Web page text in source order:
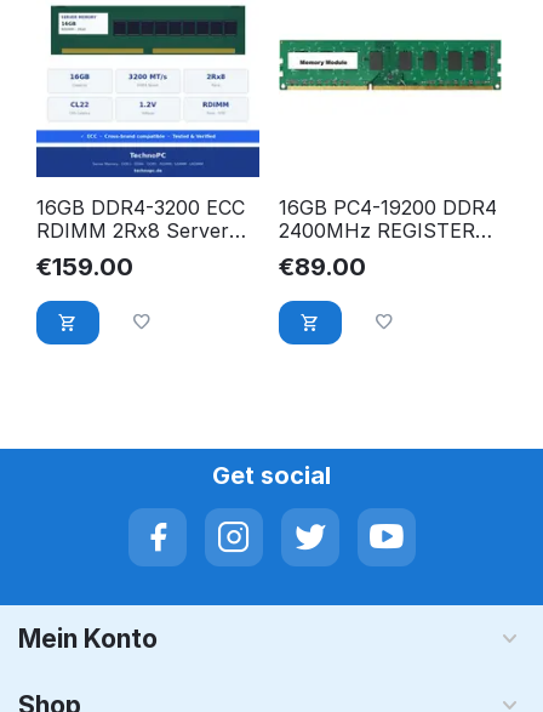
16GB DDR4-3200 ECC
RDIMM 2Rx8 Server
RAM – Samsung,
Hynix, Micron, HP,
Dell, Lenovo
kompatibel
€159.00
16GB PC4-19200 DDR4
2400MHz REGISTERED
ECC RAM für Dell
PowerEdge FC430
FC630 FC830
€89.00
Get social
Mein Konto
Shop